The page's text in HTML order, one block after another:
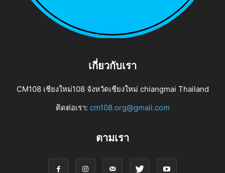
เกี่ยวกับเรา
CM108 เชียงใหม่108 จังหวัดเชียงใหม่ chiangmai Thailand
ติดต่อเรา: cm108.org@gmail.com
ตามเรา